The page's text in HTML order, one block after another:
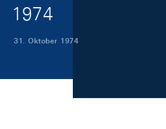
1974
31. Oktober 1974